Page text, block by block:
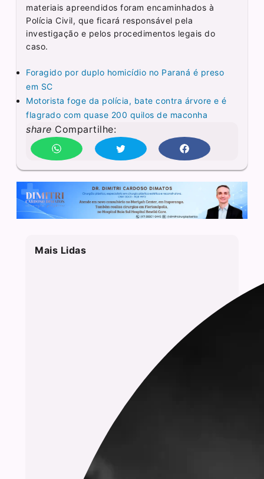
materiais apreendidos foram encaminhados à
Polícia Civil, que ficará responsável pela
investigação e pelos procedimentos legais do
caso.
Foragido por duplo homicídio no Paraná é preso
em SC
Motorista foge da polícia, bate contra árvore e é
flagrado com quase 200 quilos de maconha
share Compartilhe:
Mais Lidas